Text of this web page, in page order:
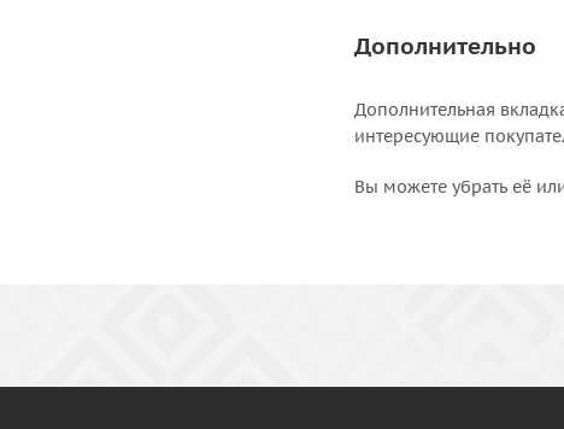
Дополнительно
Дополнительная
интересующие
Вы можете убрать её